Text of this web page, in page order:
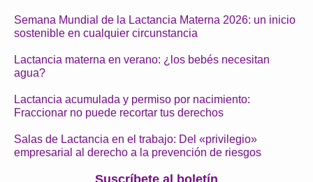
Semana Mundial de la Lactancia Materna 2026: un inicio
sostenible en cualquier circunstancia
Lactancia materna en verano: ¿los bebés necesitan
agua?
Lactancia acumulada y permiso por nacimiento:
Fraccionar no puede recortar tus derechos
Salas de Lactancia en el trabajo: Del «privilegio»
empresarial al derecho a la prevención de riesgos